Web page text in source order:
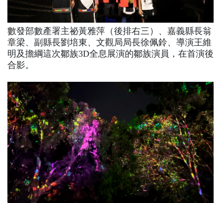
數發部數產署主祕黃雅萍（後排右三）、嘉義縣長翁
章梁、副縣長劉培東、文觀局局長徐佩鈴、導演王維
明及擔綱這次鄒族3D全息展演的鄒族演員，在首演後
合影。